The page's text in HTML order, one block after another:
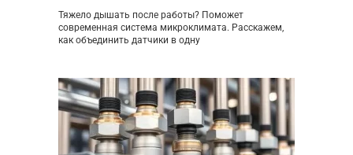
Тяжело дышать после работы? Поможет
современная система микроклимата. Расскажем,
как объединить датчики в одну